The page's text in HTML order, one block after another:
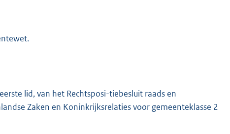
lid, van het Rechtsposi-tiebesluit raads en
Zaken en Koninkrijksrelaties voor gemeenteklasse 2